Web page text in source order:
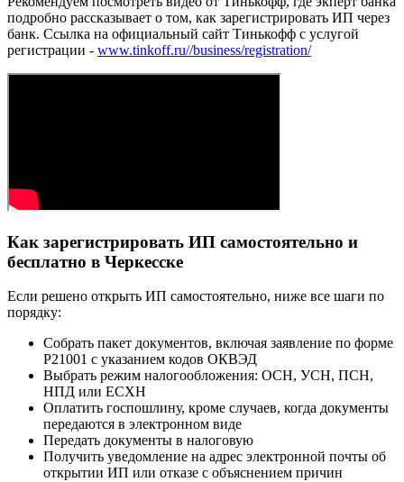
подробно рассказывает о том, как зарегистрировать ИП через
банк. Ссылка на официальный сайт Тинькофф с услугой
регистрации - www.tinkoff.ru//business/registration/
Как зарегистрировать ИП самостоятельно и
бесплатно в Черкесске
Если решено открыть ИП самостоятельно, ниже все шаги по
порядку:
Собрать пакет документов, включая заявление по форме
Р21001 с указанием кодов ОКВЭД
Выбрать режим налогообложения: ОСН, УСН, ПСН,
НПД или ЕСХН
Оплатить госпошлину, кроме случаев, когда документы
передаются в электронном виде
Передать документы в налоговую
Получить уведомление на адрес электронной почты об
открытии ИП или отказе с объяснением причин